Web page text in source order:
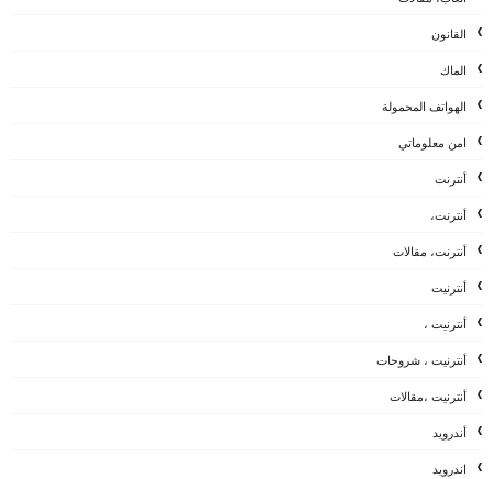
القانون
الماك
الهواتف المحمولة
امن معلوماتي
أنترنت
أنترنت،
أنترنت، مقالات
أنترنيت
أنترنيت ،
أنترنيت ، شروحات
أنترنيت ،مقالات
أندرويد
اندرويد